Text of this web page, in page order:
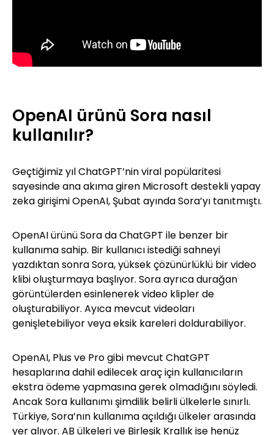
OpenAI ürünü Sora nasıl
kullanılır?
Geçtiğimiz yıl ChatGPT’nin viral popülaritesi
sayesinde ana akıma giren Microsoft destekli yapay
zeka girişimi OpenAI, Şubat ayında Sora’yı tanıtmıştı.
OpenAI ürünü Sora da ChatGPT ile benzer bir
kullanıma sahip. Bir kullanıcı istediği sahneyi
yazdıktan sonra Sora, yüksek çözünürlüklü bir video
klibi oluşturmaya başlıyor. Sora ayrıca durağan
görüntülerden esinlenerek video klipler de
oluşturabiliyor. Ayıca mevcut videoları
genişletebiliyor veya eksik kareleri doldurabiliyor.
OpenAI, Plus ve Pro gibi mevcut ChatGPT
hesaplarına dahil edilecek araç için kullanıcıların
ekstra ödeme yapmasına gerek olmadığını söyledi.
Ancak Sora kullanımı şimdilik belirli ülkelerle sınırlı.
Türkiye, Sora’nın kullanıma açıldığı ülkeler arasında
yer alıyor. AB ülkeleri ve Birleşik Krallık ise henüz